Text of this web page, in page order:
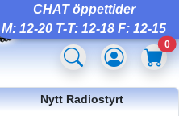
CHAT öppettider
M: 12-20 T-T: 12-18 F: 12-15
0
Nytt Radiostyrt